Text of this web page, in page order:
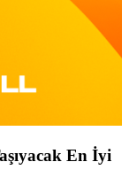
En İyi